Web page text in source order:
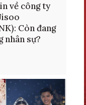
về công ty
Còn đang
nhân sự?